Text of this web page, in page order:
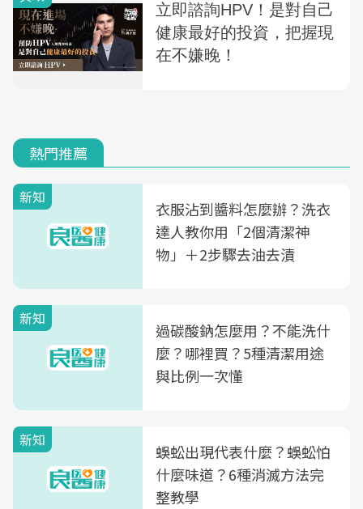
熱門推薦
新知
衣服沾到醬料怎麼辦？洗衣
達人教你用「2個清潔神
物」＋2步驟去油去漬
新知
過碳酸鈉怎麼用？不能洗什
麼？哪裡買？5種清潔用途
與比例一次懂
新知
蜈蚣出現代表什麼？蜈蚣怕
什麼味道？6種消滅方法完
整教學